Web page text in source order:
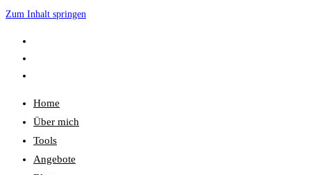
Zum Inhalt springen
Home
Über mich
Tools
Angebote